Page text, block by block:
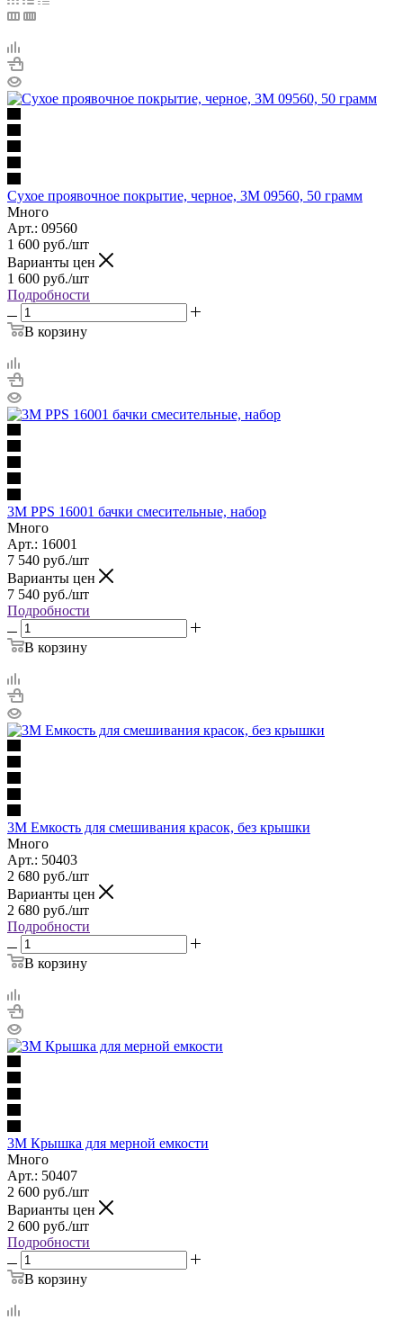
Сухое проявочное покрытие, черное, 3M 09560, 50 грамм
Много
Арт.: 09560
1 600 руб./шт
Варианты цен
1 600 руб./шт
Подробности
В корзину
3M PPS 16001 бачки смесительные, набор
Много
Арт.: 16001
7 540 руб./шт
Варианты цен
7 540 руб./шт
Подробности
В корзину
3M Емкость для смешивания красок, без крышки
Много
Арт.: 50403
2 680 руб./шт
Варианты цен
2 680 руб./шт
Подробности
В корзину
3M Крышка для мерной емкости
Много
Арт.: 50407
2 600 руб./шт
Варианты цен
2 600 руб./шт
Подробности
В корзину